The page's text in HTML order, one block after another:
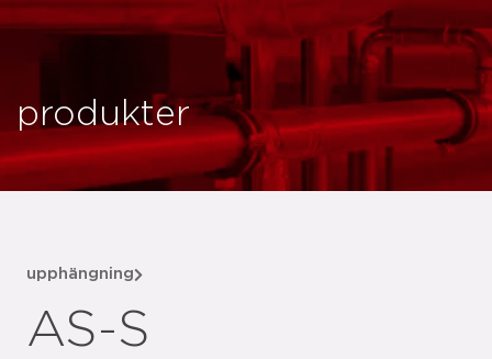
produkter
upphängning
AS-S